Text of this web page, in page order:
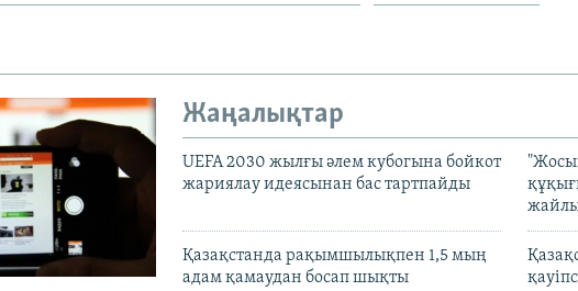
Жаңалықтар
UEFA 2030 жылғы әлем кубогына бойкот
жариялау идеясынан бас тартпайды
Қазақстанда рақымшылықпен 1,5 мың
адам қамаудан босап шықты